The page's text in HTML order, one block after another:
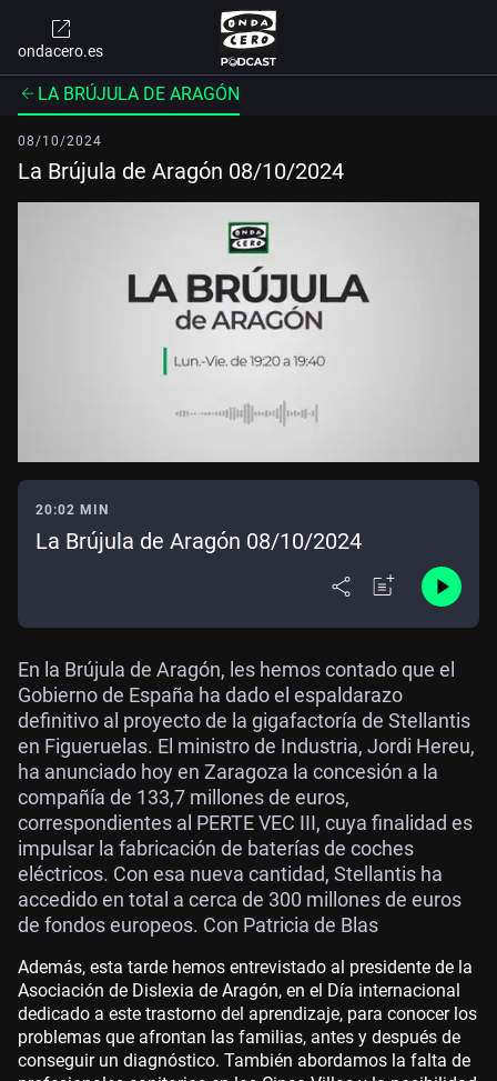
ondacero.es
LA BRÚJULA DE ARAGÓN
08/10/2024
La Brújula de Aragón 08/10/2024
20:02 MIN
La Brújula de Aragón 08/10/2024
En la Brújula de Aragón, les hemos contado que el
Gobierno de España ha dado el espaldarazo
definitivo al proyecto de la gigafactoría de Stellantis
en Figueruelas. El ministro de Industria, Jordi Hereu,
ha anunciado hoy en Zaragoza la concesión a la
compañía de 133,7 millones de euros,
correspondientes al PERTE VEC III, cuya finalidad es
impulsar la fabricación de baterías de coches
eléctricos. Con esa nueva cantidad, Stellantis ha
accedido en total a cerca de 300 millones de euros
de fondos europeos. Con Patricia de Blas
Además, esta tarde hemos entrevistado al presidente de la
Asociación de Dislexia de Aragón, en el Día internacional
dedicado a este trastorno del aprendizaje, para conocer los
problemas que afrontan las familias, antes y después de
conseguir un diagnóstico. También abordamos la falta de